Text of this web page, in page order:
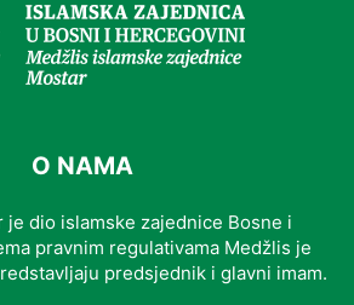
O NAMA
je dio islamske zajednice Bosne i
pravnim regulativama Medžlis je
predsjednik i glavni imam.